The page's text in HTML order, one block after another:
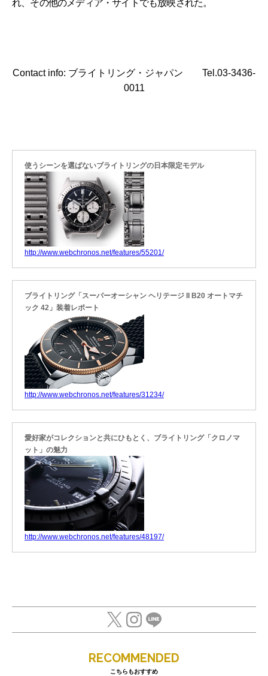
れ、その他のメディア・サイトでも放映された。
Contact info: ブライトリング・ジャパン Tel.03-3436-
0011
使うシーンを選ばないブライトリングの日本限定モデル
http://www.webchronos.net/features/55201/
ブライトリング「スーパーオーシャン ヘリテージ II B20 オートマチ
ック 42」装着レポート
http://www.webchronos.net/features/31234/
愛好家がコレクションと共にひもとく、ブライトリング「クロノマ
ット」の魅力
http://www.webchronos.net/features/48197/
RECOMMENDED
こちらもおすすめ